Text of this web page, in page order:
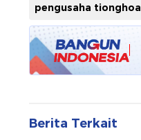
pengusaha tionghoa
Berita Terkait